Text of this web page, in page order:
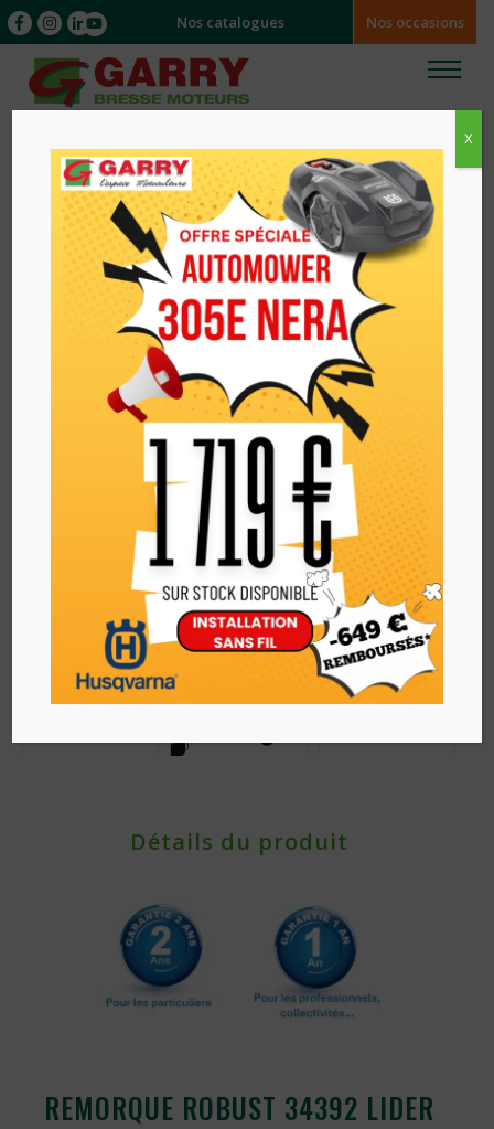
Nos catalogues Nos occasions
/ REMORQUE ROBUST 34392 LIDER
Détails du produit
REMORQUE ROBUST 34392 LIDER
X